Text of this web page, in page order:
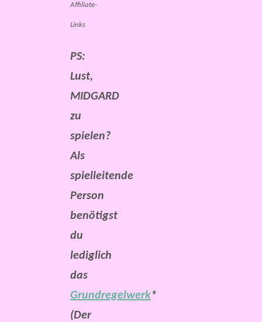
Affiliate-
Links
PS:
Lust,
MIDGARD
zu
spielen?
Als
spielleitende
Person
benötigst
du
lediglich
das
Grundregelwerk*
(Der